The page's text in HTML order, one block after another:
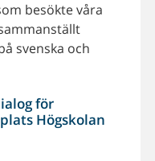
besökte våra
svenska och
för
Högskolan